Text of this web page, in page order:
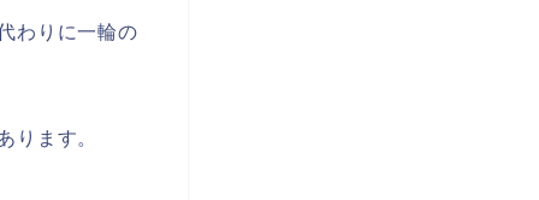
わりに一輪の
ります。